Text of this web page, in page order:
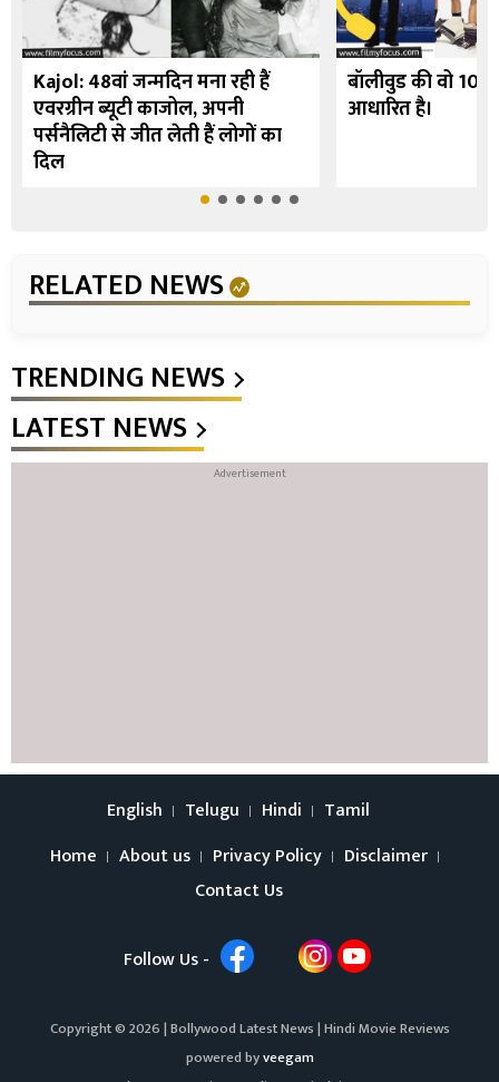
Kajol: 48वां जन्मदिन मना रही हैं
एवरग्रीन ब्यूटी काजोल, अपनी
पर्सनैलिटी से जीत लेती हैं लोगों का
दिल
बॉलीवुड की वो 10
आधारित है।
RELATED NEWS
TRENDING NEWS
LATEST NEWS
English Telugu Hindi
Tamil
Home
About us Privacy Policy
Disclaimer
Contact Us
Follow Us -
Copyright © 2026 |Bollywood Latest News|Hindi Movie Reviews
powered byveegam